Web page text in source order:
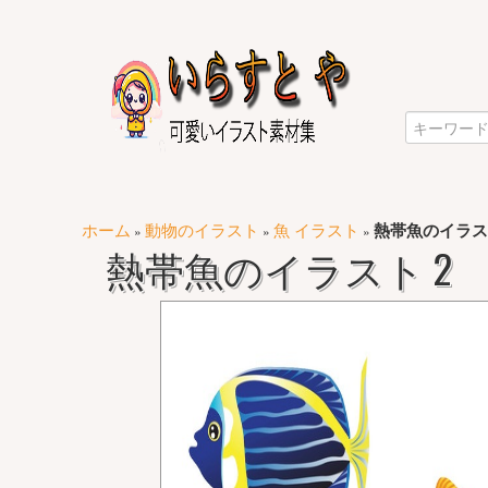
ホーム » 動物のイラスト » 魚 イラスト » 熱帯魚のイラ
熱帯魚のイラスト 2